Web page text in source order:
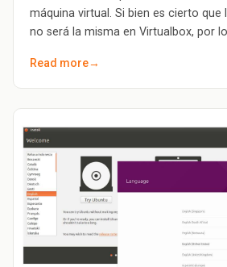
máquina virtual. Si bien es cierto que
no será la misma en Virtualbox, por
Read more→